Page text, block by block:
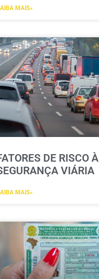
MAIS»
DE RISCO À
VIÁRIA
MAIS»